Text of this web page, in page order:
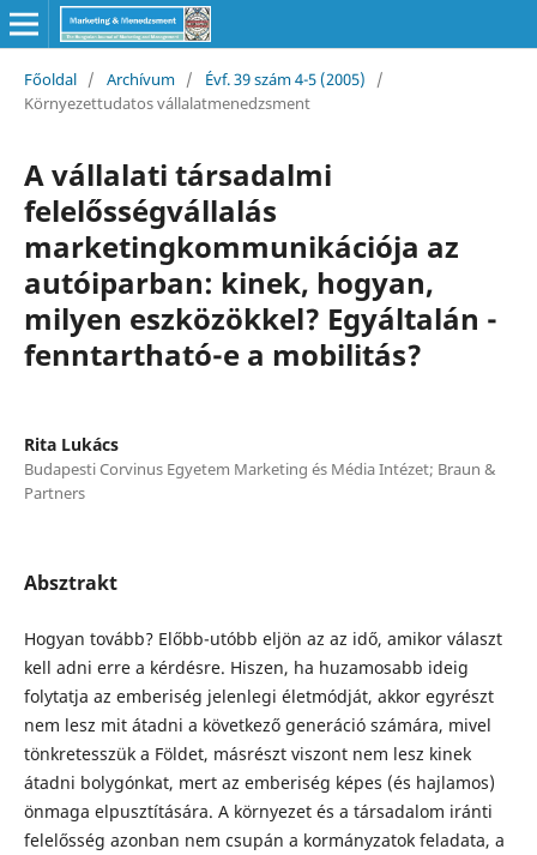
Főoldal / Archívum / Évf. 39 szám 4-5 (2005)
/
Környezettudatos vállalatmenedzsment
A vállalati társadalmi
felelősségvállalás
marketingkommunikációja az
autóiparban: kinek, hogyan,
milyen eszközökkel? Egyáltalán -
fenntartható-e a mobilitás?
Rita Lukács
Budapesti Corvinus Egyetem Marketing és Média Intézet; Braun &
Partners
Absztrakt
Hogyan tovább? Előbb-utóbb eljön az az idő, amikor választ
kell adni erre a kérdésre. Hiszen, ha huzamosabb ideig
folytatja az emberiség jelenlegi életmódját, akkor egyrészt
nem lesz mit átadni a következő generáció számára, mivel
tönkretesszük a Földet, másrészt viszont nem lesz kinek
átadni bolygónkat, mert az emberiség képes (és hajlamos)
önmaga elpusztítására. A környezet és a társadalom iránti
felelősség azonban nem csupán a kormányzatok feladata, a